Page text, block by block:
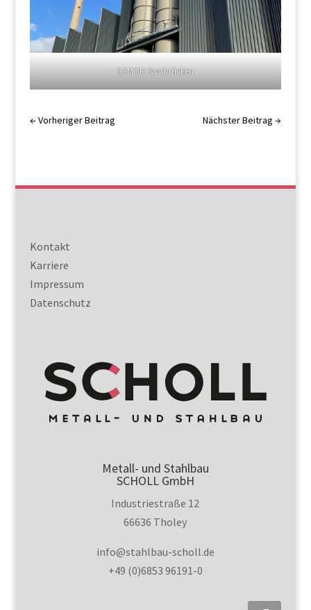
GAMOR Saarbrücken
←Vorheriger Beitrag Nächster Beitrag →
Kontakt
Karriere
Impressum
Datenschutz
Metall- und Stahlbau
SCHOLL GmbH
Industriestraße 12
66636 Tholey
info@stahlbau-scholl.de
+49 (0)6853 96191-0